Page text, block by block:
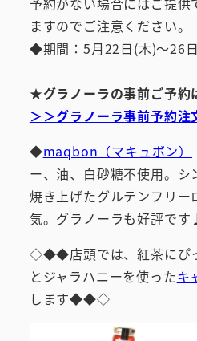
ますのでご注意ください。
◆期間：5月22日(木)～26
★グラノーラの事前ご予
＞＞グラノーラ事前予約注
◆maqbon（マキュボン）
ー、油、白砂糖不使用。シ
焼き上げたグルテンフリー
気。グラノーラも好評です
◇◆◆店頭では、紅茶にぴ
とジャラハニーを使ったキ
します◆◆◇